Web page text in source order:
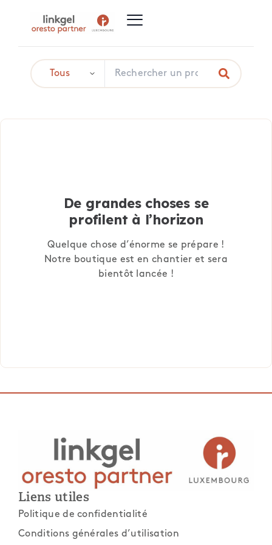
De grandes choses se
profilent à l’horizon
Quelque chose d’énorme se prépare !
Notre boutique est en chantier et sera
bientôt lancée !
Liens utiles
Politique de confidentialité
Conditions générales d’utilisation